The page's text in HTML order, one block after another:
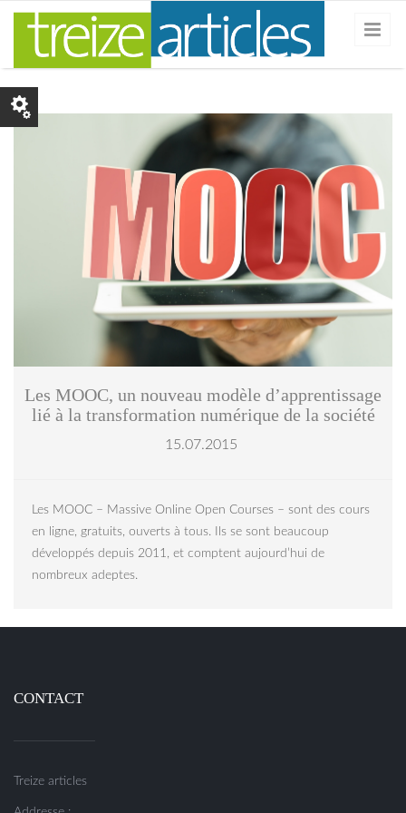
Skip to main content
vege - Fotolia.jpg
Les MOOC, un nouveau modèle d’apprentissage
lié à la transformation numérique de la société
15.07.2015
Les MOOC – Massive Online Open Courses – sont des cours
en ligne, gratuits, ouverts à tous. Ils se sont beaucoup
développés depuis 2011, et comptent aujourd’hui de
nombreux adeptes.
CONTACT
Treize articles